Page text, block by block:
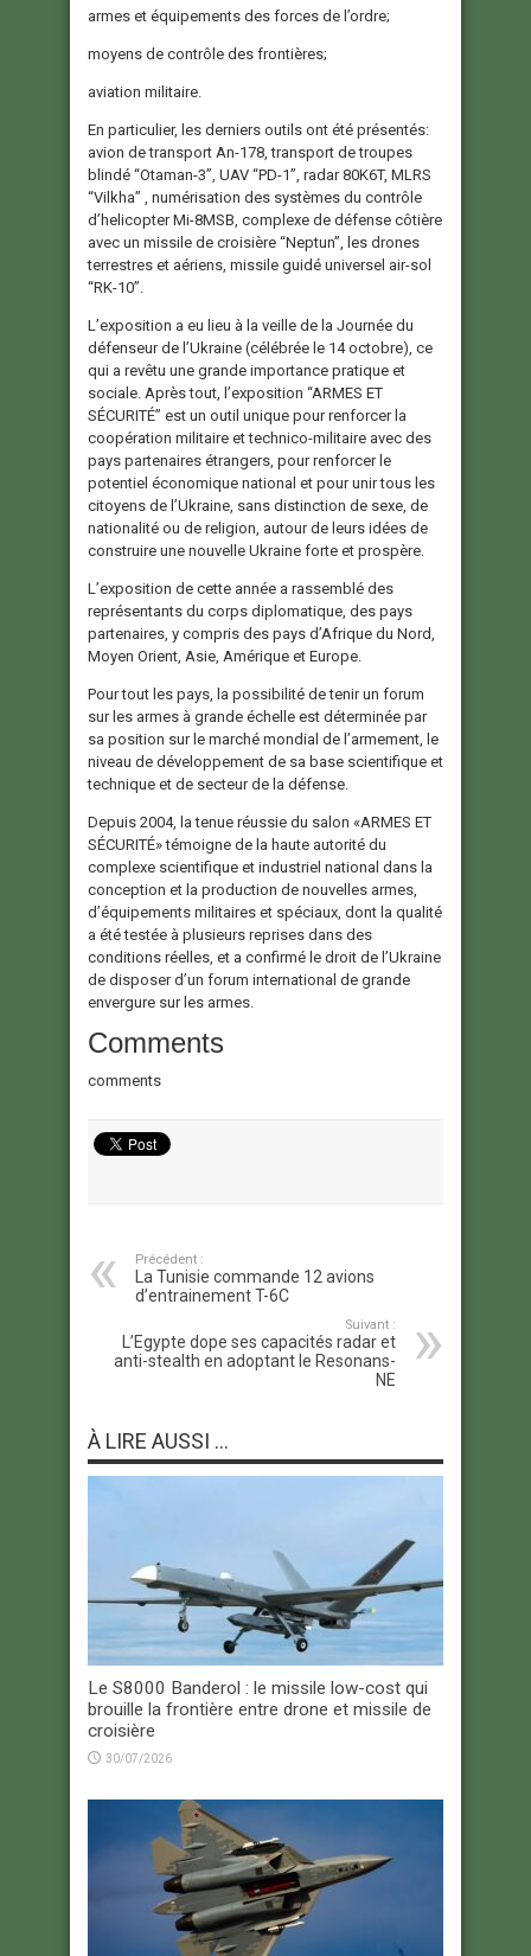
armes et équipements des forces de l’ordre;
moyens de contrôle des frontières;
aviation militaire.
En particulier, les derniers outils ont été présentés:
avion de transport An-178, transport de troupes
blindé “Оtaman-3”, UAV “PD-1”, radar 80K6T, MLRS
“Vilkha” , numérisation des systèmes du contrôle
d’helicopter Mi-8MSB, complexe de défense côtière
avec un missile de croisière “Neptun”, les drones
terrestres et aériens, missile guidé universel air-sol
“RK-10”.
L’exposition a eu lieu à la veille de la Journée du
défenseur de l’Ukraine (célébrée le 14 octobre), ce
qui a revêtu une grande importance pratique et
sociale. Après tout, l’exposition “ARMES ET
SÉCURITÉ” est un outil unique pour renforcer la
coopération militaire et technico-militaire avec des
pays partenaires étrangers, pour renforcer le
potentiel économique national et pour unir tous les
citoyens de l’Ukraine, sans distinction de sexe, de
nationalité ou de religion, autour de leurs idées de
construire une nouvelle Ukraine forte et prospère.
L’exposition de cette année a rassemblé des
représentants du corps diplomatique, des pays
partenaires, y compris des pays d’Afrique du Nord,
Moyen Orient, Asie, Amérique et Europe.
Pour tout les pays, la possibilité de tenir un forum
sur les armes à grande échelle est déterminée par
sa position sur le marché mondial de l’armement, le
niveau de développement de sa base scientifique et
technique et de secteur de la défense.
Depuis 2004, la tenue réussie du salon «ARMES ET
SÉCURITÉ» témoigne de la haute autorité du
complexe scientifique et industriel national dans la
conception et la production de nouvelles armes,
d’équipements militaires et spéciaux, dont la qualité
a été testée à plusieurs reprises dans des
conditions réelles, et a confirmé le droit de l’Ukraine
de disposer d’un forum international de grande
envergure sur les armes.
Comments
comments
Précédent :
La Tunisie commande 12 avions
d’entrainement T-6C
Suivant :
L’Egypte dope ses capacités radar et
anti-stealth en adoptant le Resonans-
NE
À LIRE AUSSI ...
Le S8000 Banderol : le missile low-cost qui
brouille la frontière entre drone et missile de
croisière
30/07/2026